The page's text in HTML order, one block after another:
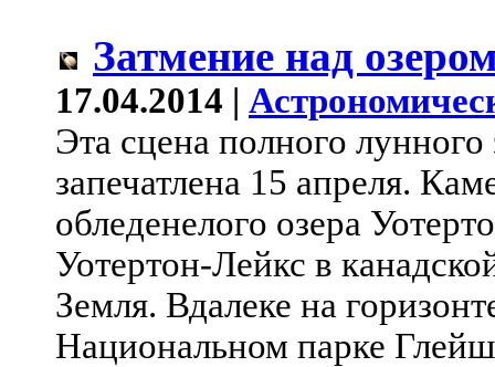
Затмение над
17.04.2014 |
Эта сцена полного
запечатлена 15 апреля.
обледенелого озера
Уотертон-Лейкс в
Земля. Вдалеке на
Национальном парке